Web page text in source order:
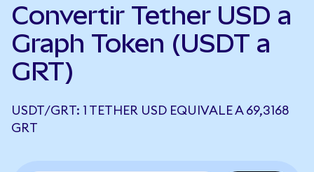
Convertir Tether USD a
Graph Token (USDT a
GRT)
USDT/GRT: 1 TETHER USD EQUIVALE A 69,3168
GRT